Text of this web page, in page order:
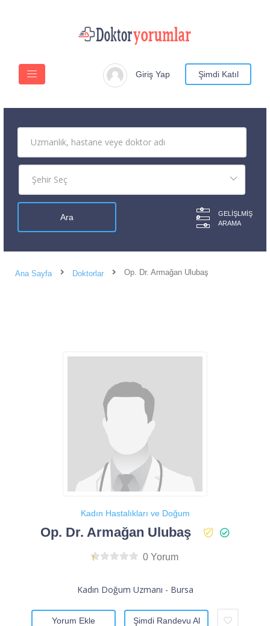
Giriş Yap Şimdi Katıl
GELIŞLMIŞ
ARAMA
Ana Sayfa Doktorlar Op. Dr. Armağan Ulubaş
Kadın Hastalıkları ve Doğum
Op. Dr. Armağan Ulubaş
0 Yorum
Kadın Doğum Uzmanı - Bursa
Yorum Ekle Şimdi Randevu Al